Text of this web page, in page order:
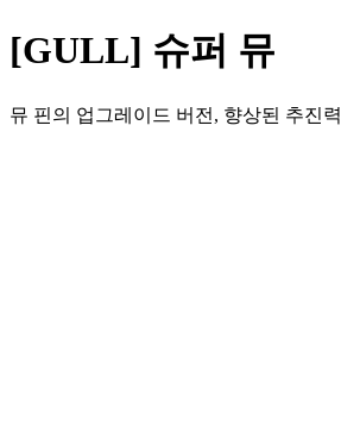
[GULL] 슈퍼 뮤
뮤 핀의 업그레이드 버전, 향상된 추진력